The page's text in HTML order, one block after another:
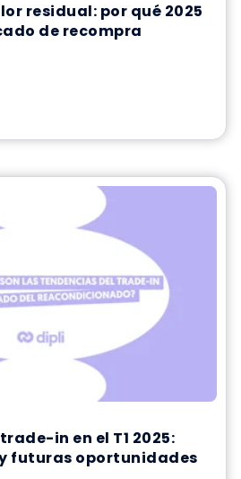
residual: por qué 2025
de recompra
in en el T1 2025:
futuras oportunidades